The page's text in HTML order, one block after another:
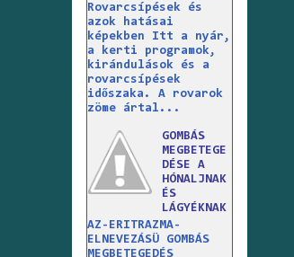
Rovarcsípések és
azok hatásai
képekben Itt a nyár,
a kerti programok,
kirándulások és a
rovarcsípések
időszaka. A rovarok
zöme ártal...
GOMBÁS
MEGBETEGE
DÉSE A
HÓNALJNAK
ÉS
LÁGYÉKNAK
AZ-ERITRAZMA-
ELNEVEZÁSÜ GOMBÁS
MEGBETEGEDÉS